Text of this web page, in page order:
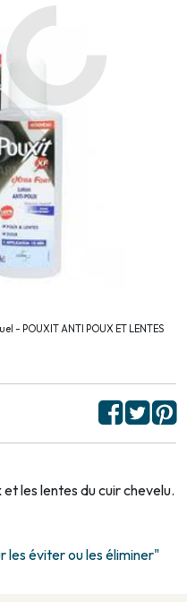
- POUXIT ANTI POUX ET LENTES
les lentes du cuir chevelu.
les éviter ou les éliminer"